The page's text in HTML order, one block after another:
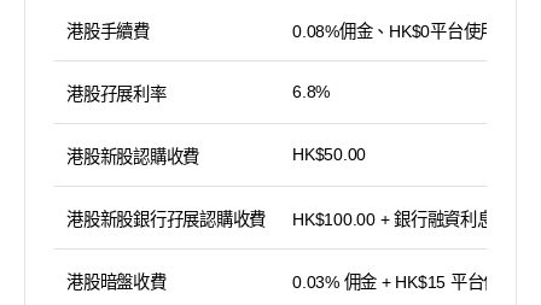
港股手續費 0.08%佣金、HK$0平台使用費
港股孖展利率 6.8%
港股新股認購收費 HK$50.00
港股新股銀行孖展認購收費 HK$100.00 + 銀行融資利息
港股暗盤收費 0.03% 佣金 + HK$15 平台使用費